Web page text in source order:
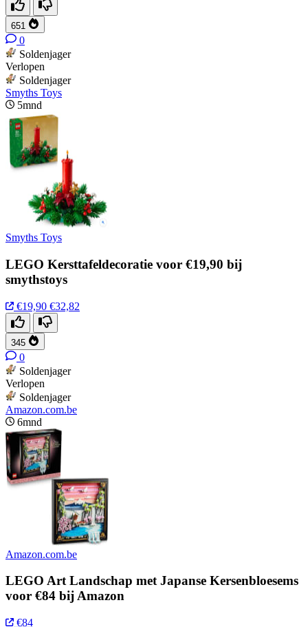
651
0
Soldenjager
Verlopen
Soldenjager
Smyths Toys
5mnd
Smyths Toys
LEGO Kersttafeldecoratie voor €19,90 bij
smythstoys
€19,90 €32,82
345
0
Soldenjager
Verlopen
Soldenjager
Amazon.com.be
6mnd
Amazon.com.be
LEGO Art Landschap met Japanse Kersenbloesems
voor €84 bij Amazon
€84